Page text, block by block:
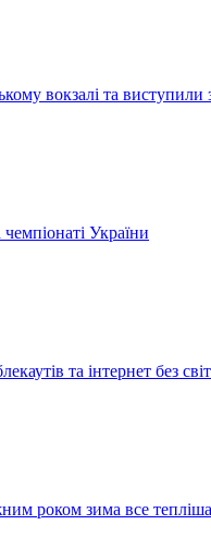
вокзалі та
України
та інтернет без
роком зима все